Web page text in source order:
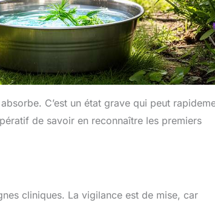
C’est un état grave qui peut
de savoir en reconnaître les premiers
cliniques. La vigilance est de mise, car